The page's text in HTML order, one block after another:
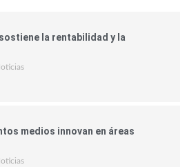
la rentabilidad y la
medios innovan en áreas